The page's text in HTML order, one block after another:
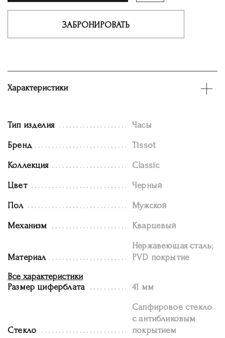
ЗАБРОНИРОВАТЬ
Характеристики
Тип изделия Часы
Бренд Tissot
Коллекция Classic
Цвет Черный
Пол Мужской
Механизм Кварцевый
Материал
Нержавеющая сталь;
PVD покрытие
Все характеристики
Размер циферблата
41 мм
Стекло
Сапфировое стекло
с антибликовым
покрытием